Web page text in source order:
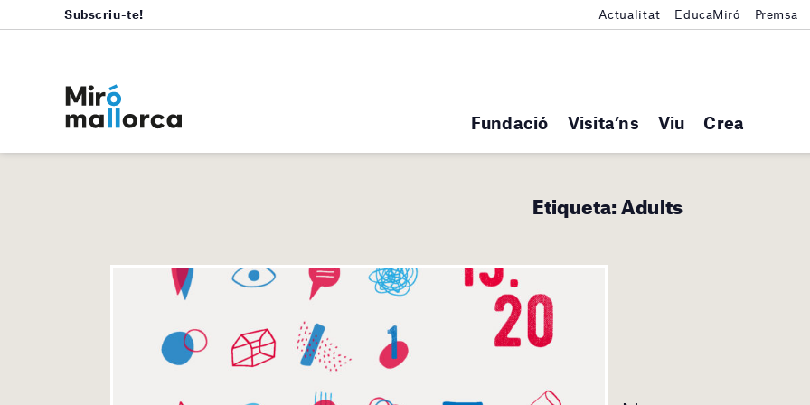
Fundació Visita’ns Viu Crea
Subscriu-te! Actualitat EducaMiró Premsa
Etiqueta: Adults